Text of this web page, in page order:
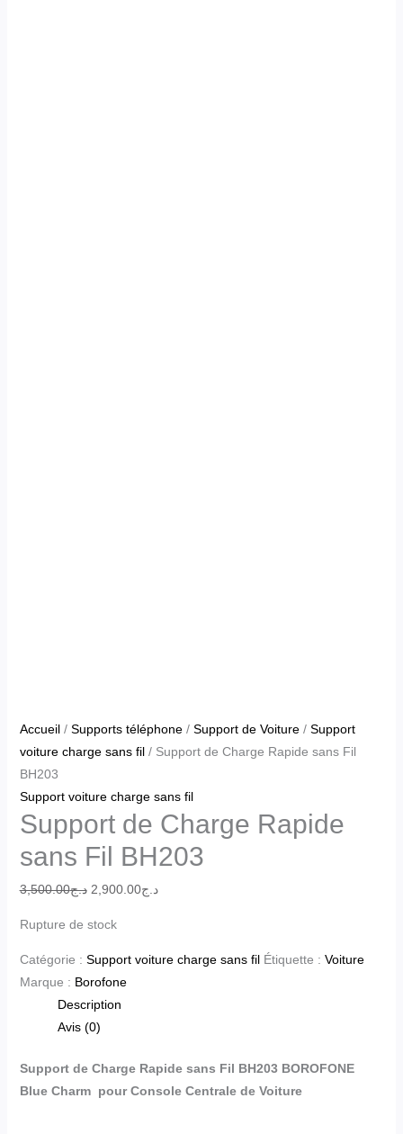
Accueil/ Supports téléphone/ Support de Voiture/ Support
voiture charge sans fil/ Support de Charge Rapide sans Fil
BH203
Support voiture charge sans fil
Support de Charge Rapide
sans Fil BH203
د.ج3,500.00 د.ج2,900.00
Rupture de stock
Catégorie : Support voiture charge sans fil Étiquette : Voiture
Marque : Borofone
Description
Avis (0)
Support de Charge Rapide sans Fil BH203 BOROFONE
Blue Charm pour Console Centrale de Voiture